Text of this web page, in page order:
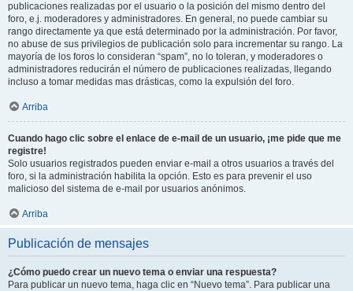
publicaciones realizadas por el usuario o la posición del mismo dentro del
foro, e.j. moderadores y administradores. En general, no puede cambiar su
rango directamente ya que está determinado por la administración. Por favor,
no abuse de sus privilegios de publicación solo para incrementar su rango. La
mayoría de los foros lo consideran “spam”, no lo toleran, y moderadores o
administradores reducirán el número de publicaciones realizadas, llegando
incluso a tomar medidas mas drásticas, como la expulsión del foro.
Arriba
Cuando hago clic sobre el enlace de e-mail de un usuario, ¡me pide que me
registre!
Solo usuarios registrados pueden enviar e-mail a otros usuarios a través del
foro, si la administración habilita la opción. Esto es para prevenir el uso
malicioso del sistema de e-mail por usuarios anónimos.
Arriba
Publicación de mensajes
¿Cómo puedo crear un nuevo tema o enviar una respuesta?
Para publicar un nuevo tema, haga clic en “Nuevo tema”. Para publicar una